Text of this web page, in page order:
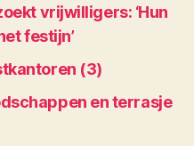
vrijwilligers: ‘Hun
festijn’
(3)
en terrasje